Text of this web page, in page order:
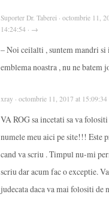
Suporter Dr. Taberei · octombrie 11,
14:24:54 · →
– Noi ceilalti , suntem mandri
emblema noastra , nu ne batem
xray · octombrie 11, 2017 at
VA ROG sa incetati sa va
numele meu aici pe site!!! Este
cand va scriu . Timpul nu-mi
scriu dar acum fac o exceptie.
judecata daca va mai folositi de